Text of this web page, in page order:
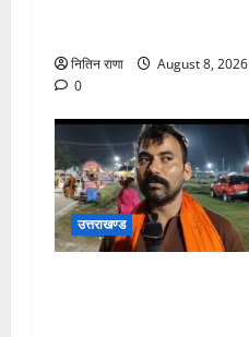
नितिन राणा
August 8, 2026
0
उत्तराखण्ड